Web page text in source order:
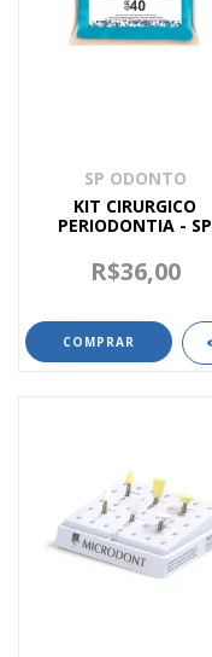
SP ODONTO
KIT CIRURGICO
PERIODONTIA - SP
R$36,00